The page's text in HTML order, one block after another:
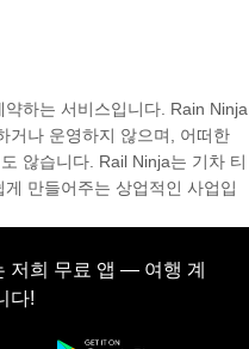
하는 서비스입니다. Rain Ninja
거나 운영하지 않으며, 어떠한
않습니다. Rail Ninja는 기차 티
만들어주는 상업적인 사업입
저희 무료 앱 — 여행 계
다!